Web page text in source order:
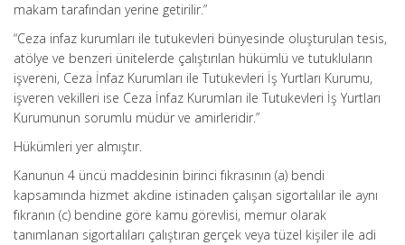
makam tarafından yerine getirilir.”
“Ceza infaz kurumları ile tutukevleri bünyesinde oluşturulan tesis,
atölye ve benzeri ünitelerde çalıştırılan hükümlü ve tutukluların
işvereni, Ceza İnfaz Kurumları ile Tutukevleri İş Yurtları Kurumu,
işveren vekilleri ise Ceza İnfaz Kurumları ile Tutukevleri İş Yurtları
Kurumunun sorumlu müdür ve amirleridir.”
Hükümleri yer almıştır.
Kanunun 4 üncü maddesinin birinci fıkrasının (a) bendi
kapsamında hizmet akdine istinaden çalışan sigortalılar ile aynı
fıkranın (c) bendine göre kamu görevlisi, memur olarak
tanımlanan sigortalıları çalıştıran gerçek veya tüzel kişiler ile adi